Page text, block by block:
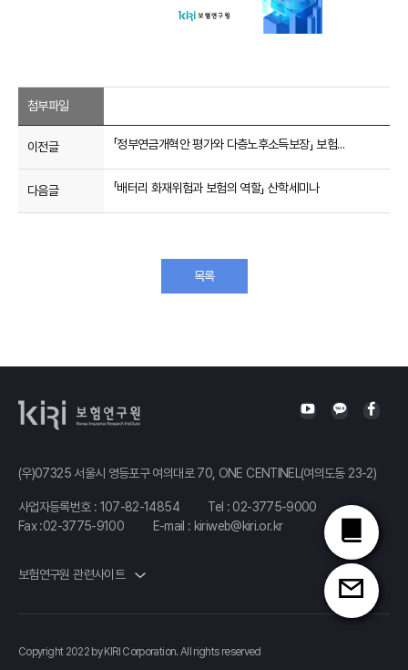
첨부파일
이전글 「정부연금개혁안 평가와 다층노후소득보장」 보험연구원·국민연금연구원·한국연금학회 공동세미나
다음글 「배터리 화재위험과 보험의 역할」 산학세미나
목록
(우)07325 서울시 영등포구 여의대로 70, ONE CENTINEL(여의도동 23-2)
사업자등록번호 : 107-82-14854 Tel : 02-3775-9000
Fax :02-3775-9100
E-mail : kiriweb@kiri.or.kr
보험연구원 관련사이트
Copyright 2022 by KIRI Corporation. All rights reserved